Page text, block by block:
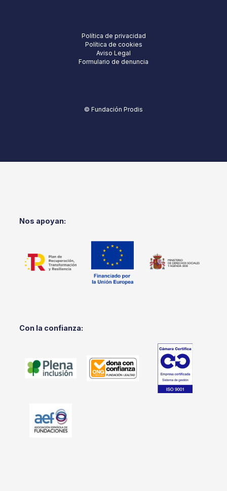
Política de privacidad
Política de cookies
Aviso Legal
Formulario de denuncia
© Fundación Prodis
Nos apoyan:
Con la confianza: